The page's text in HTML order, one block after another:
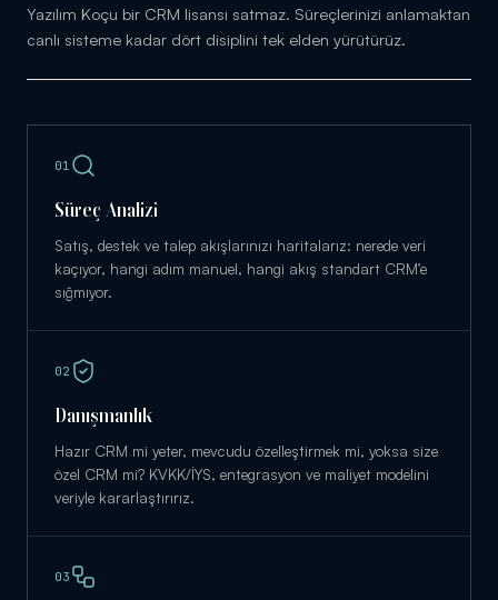
Yazılım Koçu bir CRM lisansı satmaz. Süreçlerinizi anlamaktan
canlı sisteme kadar dört disiplini tek elden yürütürüz.
01
Süreç Analizi
Satış, destek ve talep akışlarınızı haritalarız: nerede veri
kaçıyor, hangi adım manuel, hangi akış standart CRM’e
sığmıyor.
02
Danışmanlık
Hazır CRM mi yeter, mevcudu özelleştirmek mi, yoksa size
özel CRM mi? KVKK/İYS, entegrasyon ve maliyet modelini
veriyle kararlaştırırız.
03